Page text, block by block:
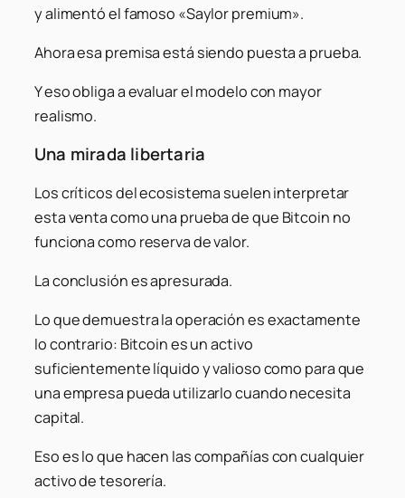
y alimentó el famoso «Saylor premium».
Ahora esa premisa está siendo puesta a prueba.
Y eso obliga a evaluar el modelo con mayor
realismo.
Una mirada libertaria
Los críticos del ecosistema suelen interpretar
esta venta como una prueba de que Bitcoin no
funciona como reserva de valor.
La conclusión es apresurada.
Lo que demuestra la operación es exactamente
lo contrario: Bitcoin es un activo
suficientemente líquido y valioso como para que
una empresa pueda utilizarlo cuando necesita
capital.
Eso es lo que hacen las compañías con cualquier
activo de tesorería.